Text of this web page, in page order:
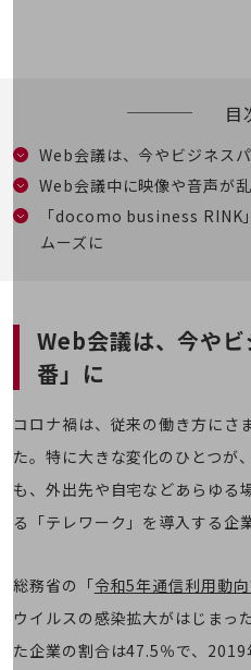
マーケティング
業務効率化
災害対策
地域共創・地方創生
セキュリティ対策
遠隔監視
顧客体験（CX）改善
自動化・省電化
業種・業態で探すTOP
自治体
一次産業
目
Web会議は、今やビジネス
Web会議中に映像や音声が
「docomo business RINK
ムーズに
Web会議は、今や
番」に
コロナ禍は、従来の働き方にさ
た。特に大きな変化のひとつが
も、外出先や自宅などあらゆる
る「テレワーク」を導入する企
総務省の「令和5年通信利用動
ウイルスの感染拡大がはじまっ
た企業の割合は47.5％で、